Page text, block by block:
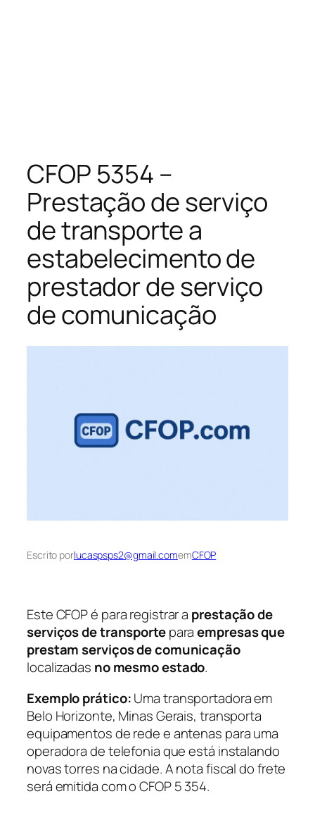
CFOP 5354 –
Prestação de serviço
de transporte a
estabelecimento de
prestador de serviço
de comunicação
Escrito porlucaspsps2@gmail.comemCFOP
Este CFOP é para registrar a prestação de
serviços de transporteparaempresas que
prestam serviços de comunicação
localizadas no mesmo estado.
Exemplo prático:Uma transportadora em
Belo Horizonte, Minas Gerais, transporta
equipamentos de rede e antenas para uma
operadora de telefonia que está instalando
novas torres na cidade. A nota fiscal do frete
será emitida com o CFOP 5 354.